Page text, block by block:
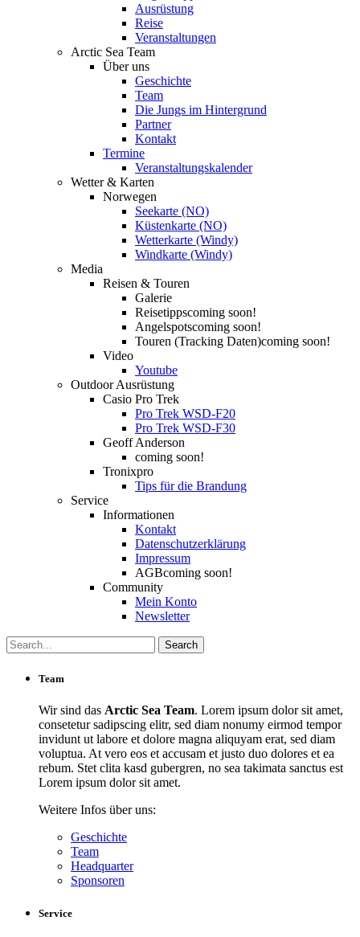
Ausrüstung
Reise
Veranstaltungen
Arctic Sea Team
Über uns
Geschichte
Team
Die Jungs im Hintergrund
Partner
Kontakt
Termine
Veranstaltungskalender
Wetter & Karten
Norwegen
Seekarte (NO)
Küstenkarte (NO)
Wetterkarte (Windy)
Windkarte (Windy)
Media
Reisen & Touren
Galerie
Reisetippscoming soon!
Angelspotscoming soon!
Touren (Tracking Daten)coming soon!
Video
Youtube
Outdoor Ausrüstung
Casio Pro Trek
Pro Trek WSD-F20
Pro Trek WSD-F30
Geoff Anderson
coming soon!
Tronixpro
Tips für die Brandung
Service
Informationen
Kontakt
Datenschutzerklärung
Impressum
AGBcoming soon!
Community
Mein Konto
Newsletter
Team
Wir sind das Arctic Sea Team. Lorem ipsum dolor sit amet,
consetetur sadipscing elitr, sed diam nonumy eirmod tempor
invidunt ut labore et dolore magna aliquyam erat, sed diam
voluptua. At vero eos et accusam et justo duo dolores et ea
rebum. Stet clita kasd gubergren, no sea takimata sanctus est
Lorem ipsum dolor sit amet.
Weitere Infos über uns:
Geschichte
Team
Headquarter
Sponsoren
Service